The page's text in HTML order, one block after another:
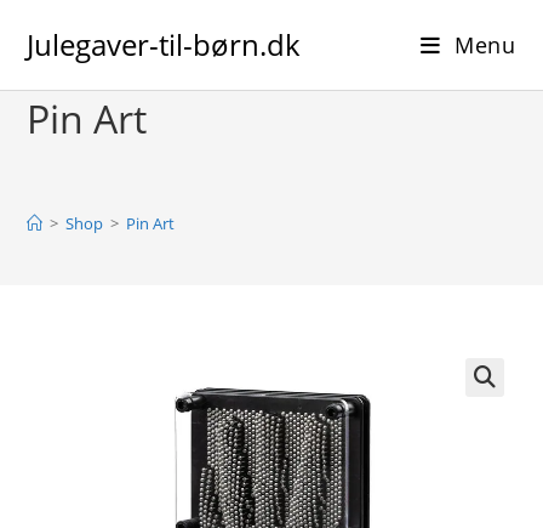
content
Julegaver-til-børn.dk Menu
Pin Art
> Shop > Pin Art